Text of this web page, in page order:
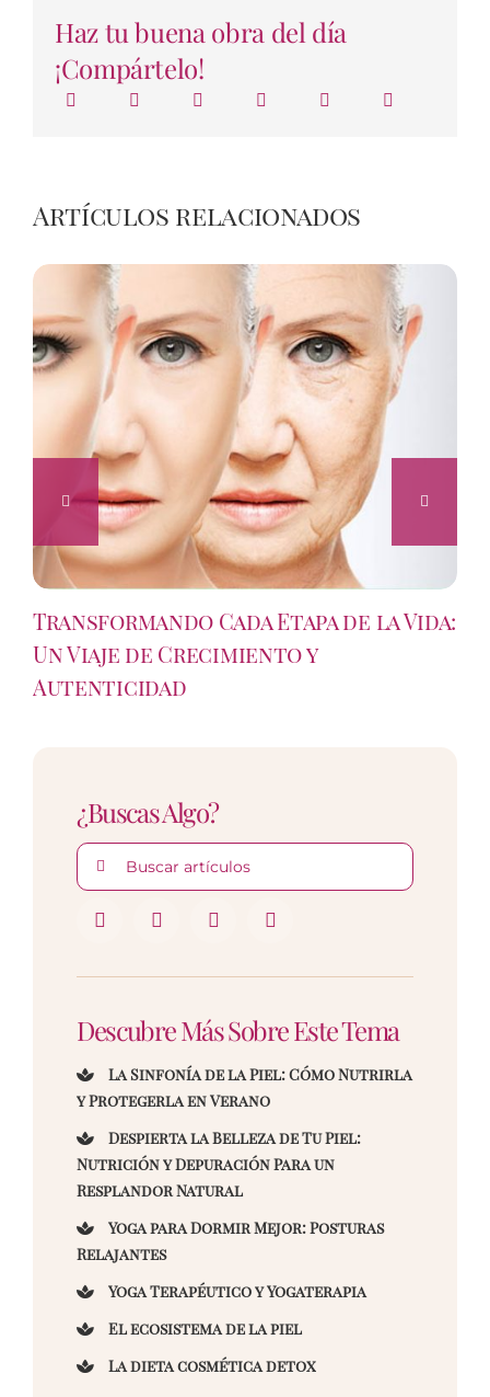
Haz tu buena obra del día
¡Compártelo!
Artículos relacionados
Transformando Cada Etapa de la Vida:
Un Viaje de Crecimiento y
Autenticidad
¿Buscas Algo?
Buscar:
Descubre Más Sobre Este Tema
La Sinfonía de la Piel: Cómo Nutrirla
y Protegerla en Verano
Despierta la Belleza de Tu Piel:
Nutrición y Depuración Para un
Resplandor Natural
Yoga para Dormir Mejor: Posturas
Relajantes
Yoga Terapéutico y Yogaterapia
El ecosistema de la piel
La dieta cosmética detox